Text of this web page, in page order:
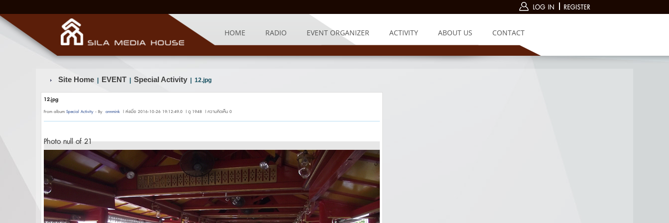
HOME RADIO EVENT ORGANIZER ACTIVITY ABOUT US CONTACT
Site Home EVENT Special Activity | 12.jpg
12.jpg
From album Special Activity - By annmink | ส่งเมื่อ 2016-10-26 19:12:49.0 | ดู 1948 | ความคิดเห็น 0
Photo null of 21